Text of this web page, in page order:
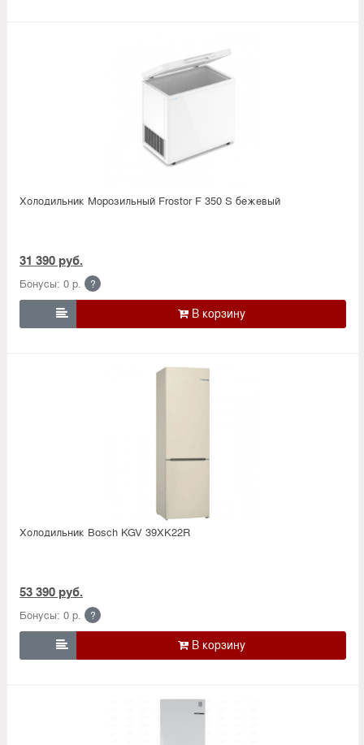
Холодильник Морозильный Frostor F 350 S бежевый
31 390 руб.
Бонусы: 0 р. ?

Холодильник Bosсh KGV 39XK22R
53 390 руб.
Бонусы: 0 р. ?
